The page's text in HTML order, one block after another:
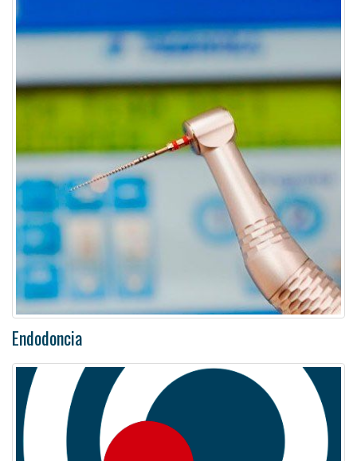
Endodoncia